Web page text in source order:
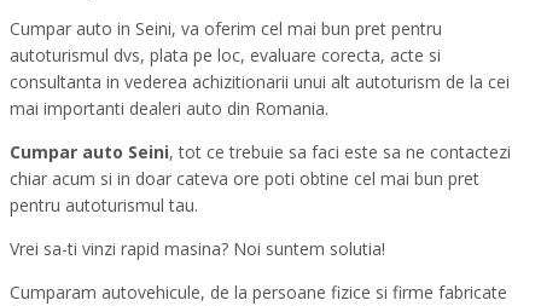
Cumpar auto in Seini, va oferim cel mai bun pret pentru
autoturismul dvs, plata pe loc, evaluare corecta, acte si
consultanta in vederea achizitionarii unui alt autoturism de la cei
mai importanti dealeri auto din Romania.
Cumpar auto Seini, tot ce trebuie sa faci este sa ne contactezi
chiar acum si in doar cateva ore poti obtine cel mai bun pret
pentru autoturismul tau.
Vrei sa-ti vinzi rapid masina? Noi suntem solutia!
Cumparam autovehicule, de la persoane fizice si firme fabricate